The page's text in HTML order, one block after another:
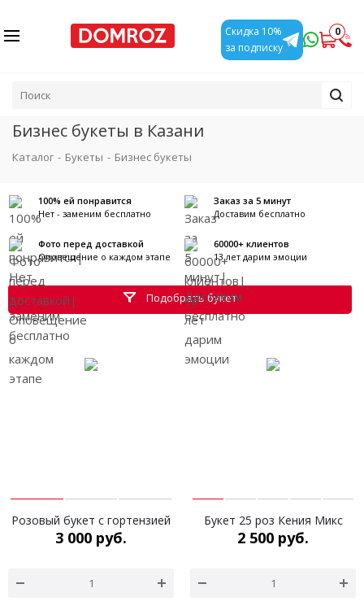
Скидка 10%
за подписку
0
Бизнес букеты в Казани
Каталог - Букеты - Бизнес букеты
100% ей понравится
Нет - заменим бесплатно
Заказ за 5 минут
Доставим бесплатно
Фото перед доставкой
Оповещение о каждом этапе
60000+ клиентов
13 лет дарим эмоции
Подобрать букет
Розовый букет с гортензией
3 000 руб.
Букет 25 роз Кения Микс
2 500 руб.